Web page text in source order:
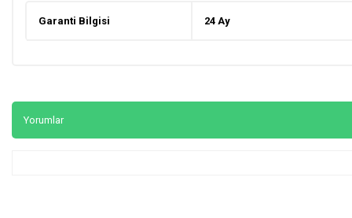
Garanti Bilgisi 24 Ay
Yorumlar